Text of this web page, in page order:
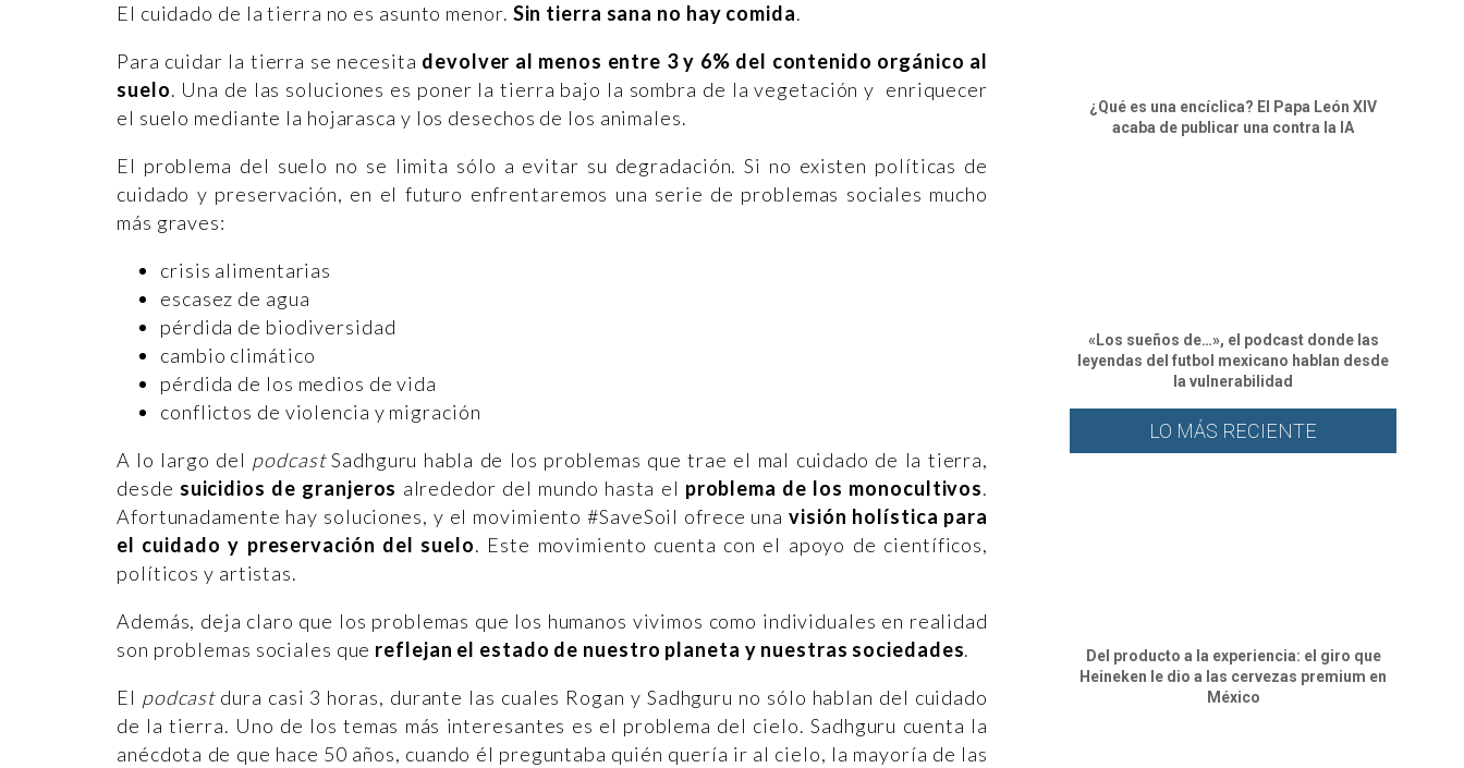
El cuidado de la tierra no es asunto menor. Sin tierra sana no hay comida.
Para cuidar la tierra se necesita devolver al menos entre 3 y 6% del contenido orgánico al
suelo. Una de las soluciones es poner la tierra bajo la sombra de la vegetación y enriquecer
el suelo mediante la hojarasca y los desechos de los animales.
El problema del suelo no se limita sólo a evitar su degradación. Si no existen políticas de
cuidado y preservación, en el futuro enfrentaremos una serie de problemas sociales mucho
más graves:
crisis alimentarias
escasez de agua
pérdida de biodiversidad
cambio climático
pérdida de los medios de vida
conflictos de violencia y migración
A lo largo del podcastSadhguru habla de los problemas que trae el mal cuidado de la tierra,
desde suicidios de granjeros alrededor del mundo hasta el problema de los monocultivos.
Afortunadamente hay soluciones, y el movimiento #SaveSoil ofrece unavisión holística para
el cuidado y preservación del suelo. Este movimiento cuenta con el apoyo de científicos,
políticos y artistas.
Además, deja claro que los problemas que los humanos vivimos como individuales en realidad
son problemas sociales que reflejan el estado de nuestro planeta y nuestras sociedades.
El podcastdura casi 3 horas, durante las cuales Rogan y Sadhguru no sólo hablan del cuidado
de la tierra. Uno de los temas más interesantes es el problema del cielo. Sadhguru cuenta la
anécdota de que hace 50 años, cuando él preguntaba quién quería ir al cielo, la mayoría de las
¿Qué es una encíclica? El Papa León XIV
acaba de publicar una contra la IA
«Los sueños de…», el podcast donde las
leyendas del futbol mexicano hablan desde
la vulnerabilidad
LO MÁS RECIENTE
Del producto a la experiencia: el giro que
Heineken le dio a las cervezas premium en
México